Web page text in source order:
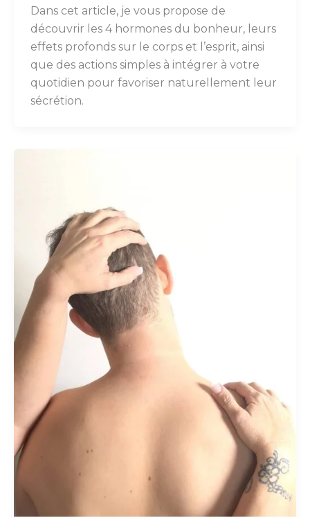
Dans cet article, je vous propose de
découvrir les 4 hormones du bonheur, leurs
effets profonds sur le corps et l’esprit, ainsi
que des actions simples à intégrer à votre
quotidien pour favoriser naturellement leur
sécrétion.